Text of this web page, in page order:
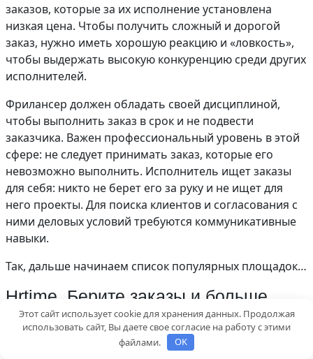
заказов, которые за их исполнение установлена
низкая цена. Чтобы получить сложный и дорогой
заказ, нужно иметь хорошую реакцию и «ловкость»,
чтобы выдержать высокую конкуренцию среди других
исполнителей.
Фрилансер должен обладать своей дисциплиной,
чтобы выполнить заказ в срок и не подвести
заказчика. Важен профессиональный уровень в этой
сфере: не следует принимать заказ, которые его
невозможно выполнить. Исполнитель ищет заказы
для себя: никто не берет его за руку и не ищет для
него проекты. Для поиска клиентов и согласования с
ними деловых условий требуются коммуникативные
навыки.
Так, дальше начинаем список популярных площадок…
Hrtime. Берите заказы и больше
заработайте
Этот сайт использует cookie для хранения данных. Продолжая
использовать сайт, Вы даете свое согласие на работу с этими
файлами.
OK